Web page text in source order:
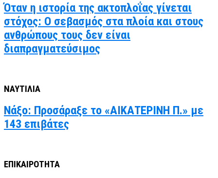
Όταν η ιστορία της ακτοπλοΐας γίνεται
στόχος: Ο σεβασμός στα πλοία και στους
ανθρώπους τους δεν είναι
διαπραγματεύσιμος
ΝΑΥΤΙΛΙΑ
Νάξο: Προσάραξε το «ΑΙΚΑΤΕΡΙΝΗ Π.» με
143 επιβάτες
ΕΠΙΚΑΙΡΟΤΗΤΑ